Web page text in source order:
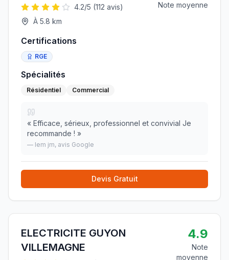
4.2/5 (112 avis)
À 5.8 km
Note moyenne
Certifications
RGE
Spécialités
Résidentiel Commercial
« Efficace, sérieux, professionnel et convivial Je
recommande ! »
— lem jm, avis Google
Devis Gratuit
ELECTRICITE GUYON
VILLEMAGNE
4.9
Note
moyenne